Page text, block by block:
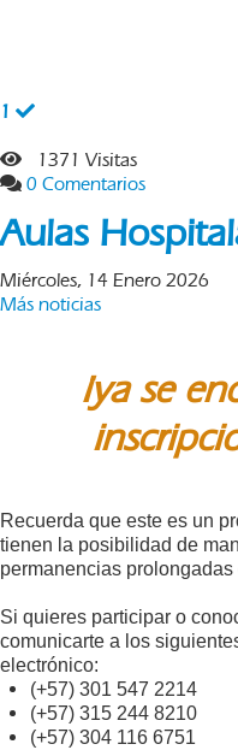
1
1371 Visitas
0 Comentarios
Aulas
Miércoles, 14 Enero 2026
Más noticias
¡ya se
Recuerda que este es un
tienen la posibilidad de
permanencias
Si quieres participar o
comunicarte a los
electrónico:
(+57) 301 547 2214
(+57) 315 244 8210
(+57) 304 116 6751